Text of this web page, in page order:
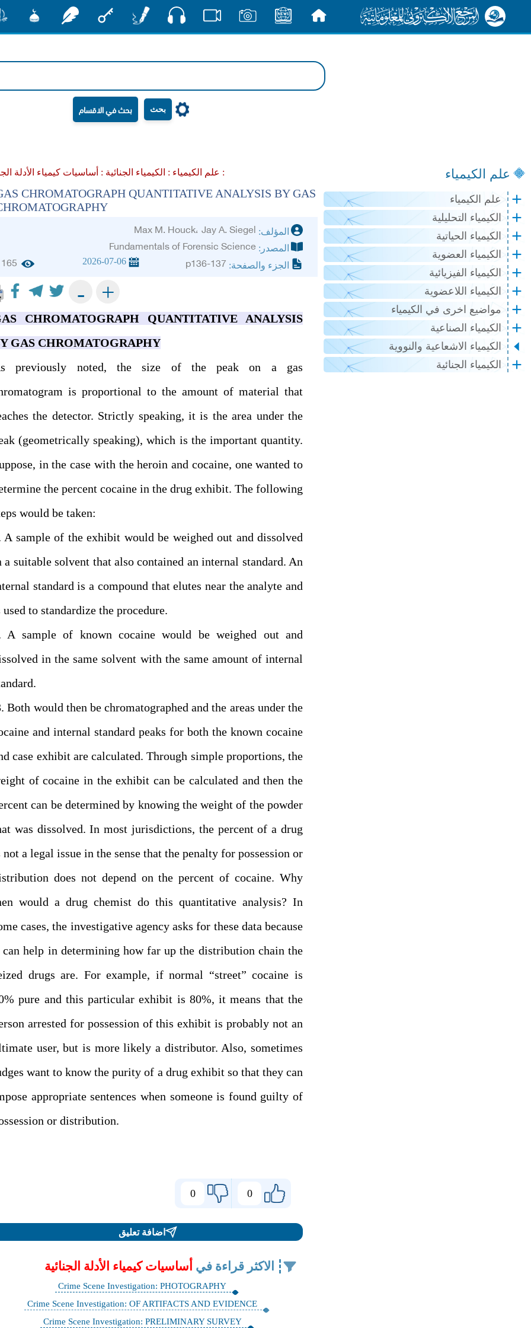
بحث
علم الكيمياء
علم الكيمياء
الكيمياء التحليلية
الكيمياء الحياتية
الكيمياء العضوية
الكيمياء الفيزيائية
الكيمياء اللاعضوية
مواضيع اخرى في الكيمياء
الكيمياء الصناعية
الكيمياء الاشعاعية والنووية
الكيمياء الجنائية
علم الكيمياء : الكيمياء الجنائية : أساسيات كيمياء الأدلة الجنائية :
CHROMATOGRAPH QUANTITATIVE ANALYSIS BY GAS
المؤلف: Max M. Houck، Jay A. Siegel
المصدر: Fundamentals of Forensic Science
الجزء والصفحة: p136-137
2026-07-06
165
+
-
CHROMATOGRAPH QUANTITATIVE ANALYSIS
GAS CHROMATOGRAPHY
previously noted, the size of the peak on a gas
is proportional to the amount of material that
the detector. Strictly speaking, it is the area under the
(geometrically speaking), which is the important quantity.
in the case with the heroin and cocaine, one wanted to
the percent cocaine in the drug exhibit. The following
would be taken:
A sample of the exhibit would be weighed out and dissolved
a suitable solvent that also contained an internal standard. An
standard is a compound that elutes near the analyte and
used to standardize the procedure.
A sample of known cocaine would be weighed out and
in the same solvent with the same amount of internal
Both would then be chromatographed and the areas under the
and internal standard peaks for both the known cocaine
case exhibit are calculated. Through simple proportions, the
of cocaine in the exhibit can be calculated and then the
can be determined by knowing the weight of the powder
was dissolved. In most jurisdictions, the percent of a drug
not a legal issue in the sense that the penalty for possession or
does not depend on the percent of cocaine. Why
would a drug chemist do this quantitative analysis? In
cases, the investigative agency asks for these data because
help in determining how far up the distribution chain the
drugs are. For example, if normal “street” cocaine is
pure and this particular exhibit is 80%, it means that the
arrested for possession of this exhibit is probably not an
user, but is more likely a distributor. Also, sometimes
want to know the purity of a drug exhibit so that they can
appropriate sentences when someone is found guilty of
or distribution.
0
0
اضافة تعليق
الاكثر قراءة في أساسيات كيمياء الأدلة الجنائية
Crime Scene Investigation: PHOTOGRAPHY
Crime Scene Investigation: OF ARTIFACTS AND EVIDENCE
Crime Scene Investigation: PRELIMINARY SURVEY